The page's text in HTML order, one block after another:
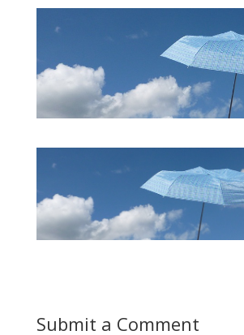
Submit a Comment